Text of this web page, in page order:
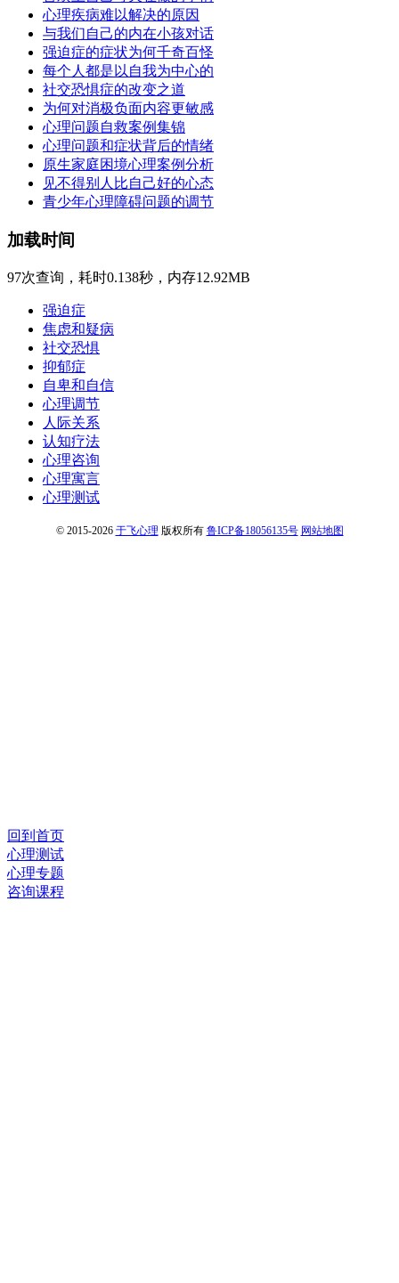
心理疾病难以解决的原因
与我们自己的内在小孩对话
强迫症的症状为何千奇百怪
每个人都是以自我为中心的
社交恐惧症的改变之道
为何对消极负面内容更敏感
心理问题自救案例集锦
心理问题和症状背后的情绪
原生家庭困境心理案例分析
见不得别人比自己好的心态
青少年心理障碍问题的调节
加载时间
97次查询，耗时0.138秒，内存12.92MB
强迫症
焦虑和疑病
社交恐惧
抑郁症
自卑和自信
心理调节
人际关系
认知疗法
心理咨询
心理寓言
心理测试
© 2015-2026 于飞心理 版权所有 鲁ICP备18056135号 网站地图
回到首页
心理测试
心理专题
咨询课程